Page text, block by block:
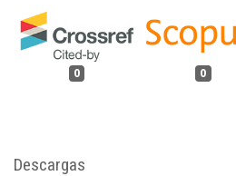
0 0
Descargas